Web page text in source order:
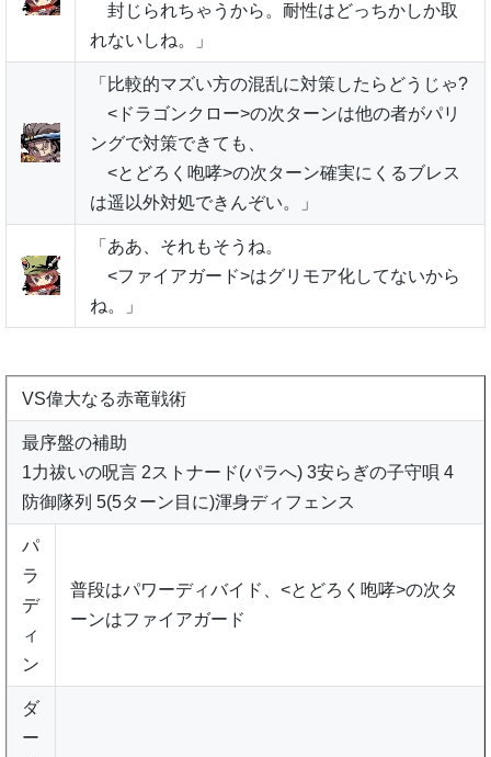
封じられちゃうから。耐性はどっちかしか取
れないしね。」
「比較的マズい方の混乱に対策したらどうじゃ?
<ドラゴンクロー>の次ターンは他の者がパリ
ングで対策できても、
<とどろく咆哮>の次ターン確実にくるブレス
は遥以外対処できんぞい。」
「ああ、それもそうね。
<ファイアガード>はグリモア化してないから
ね。」
VS偉大なる赤竜戦術
最序盤の補助
1力祓いの呪言 2ストナード(パラへ) 3安らぎの子守唄 4
防御隊列 5(5ターン目に)渾身ディフェンス
パ
ラ
デ
ィ
ン
普段はパワーディバイド、<とどろく咆哮>の次タ
ーンはファイアガード
ダ
ー